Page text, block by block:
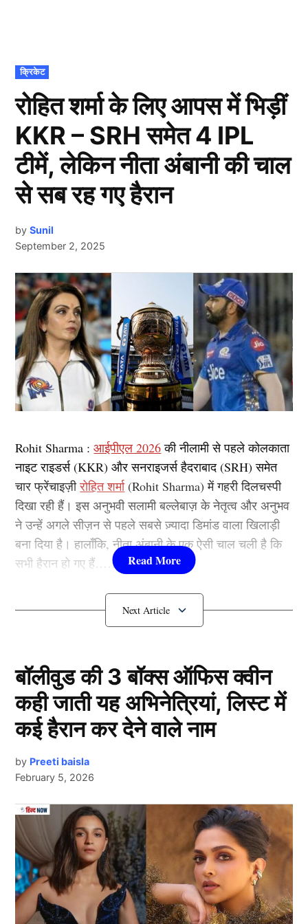
POSTED
IN
क्रिकेट
रोहित शर्मा के लिए आपस में भिड़ीं
KKR – SRH समेत 4 IPL
टीमें, लेकिन नीता अंबानी की चाल
से सब रह गए हैरान
by Sunil
September 2, 2025
Rohit Sharma :आईपीएल 2026की नीलामी से पहले कोलकाता
नाइट राइडर्स (KKR) और सनराइजर्स हैदराबाद (SRH) समेत
चार फ्रेंचाइज़ीरोहित शर्मा(Rohit Sharma) में गहरी दिलचस्पी
दिखा रही हैं। इस अनुभवी सलामी बल्लेबाज़ के नेतृत्व और अनुभव
ने उन्हें अगले सीज़न से पहले सबसे ज़्यादा डिमांड वाला खिलाड़ी
बना दिया है। हालाँकि, नीता अंबानी के एक ऐसी चाल चली है कि
सभी हैरान हो गए हैं……..
Rohit Sharma के लिए आपस में भिड़ीं 4
कुछ मीडिया रिपोर्ट्स के अनुसार आईपीएल 2026 से पहले चार
प्रमुख IPL टीमें,राजस्थान रॉयल्स (RR), कोलकाता नाइट
राइडर्स (KKR), सनराइज़र्स हैदराबाद (SRH), और दिल्ली
कैपिटल्स (DC) ने कथित तौर पर रोहित शर्मा में गहरी रुचि
दिखाई है।
Next Article
बॉलीवुड की 3 बॉक्स ऑफिस क्वीन
कही जाती यह अभिनेत्रियां, लिस्ट में
कई हैरान कर देने वाले नाम
by Preeti baisla
February 5, 2026